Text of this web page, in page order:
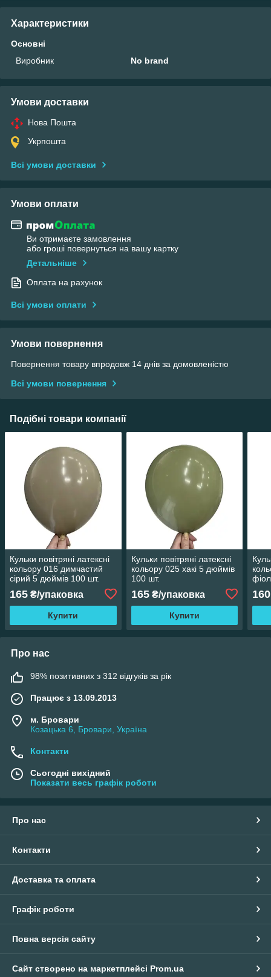
Характеристики
Основні
Виробник
No brand
Умови доставки
Нова Пошта
Укрпошта
Всі умови доставки
Умови оплати
Ви отримаєте замовлення
або гроші повернуться на вашу картку
Детальніше
Оплата на рахунок
Всі умови оплати
Умови повернення
Повернення товару впродовж 14 днів за домовленістю
Всі умови повернення
Подібні товари компанії
Кульки повітряні латексні
кольору 016 димчастий
сірий 5 дюймів 100 шт.
165 ₴/упаковка
Купити
Кульки повітряні латексні
кольору 025 хакі 5 дюймів
100 шт.
165₴/упаковка
Купити
160
Про нас
98% позитивних з 312 відгуків за рік
Працює з 13.09.2013
м. Бровари
Козацька 6, Бровари, Україна
Контакти
Сьогодні вихідний
Показати весь графік роботи
Про нас
Контакти
Доставка та оплата
Графік роботи
Повна версія сайту
Сайт створено на маркетплейсі Prom.ua